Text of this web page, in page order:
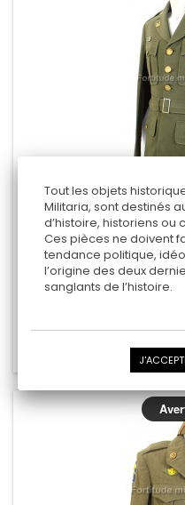
VESTE
" Engineer
Ajouter
Tout les objets
Militaria, sont destinés
d’histoire, historiens
Ces pièces ne doivent
tendance politique,
l’origine des deux
sanglants de l’histoire.